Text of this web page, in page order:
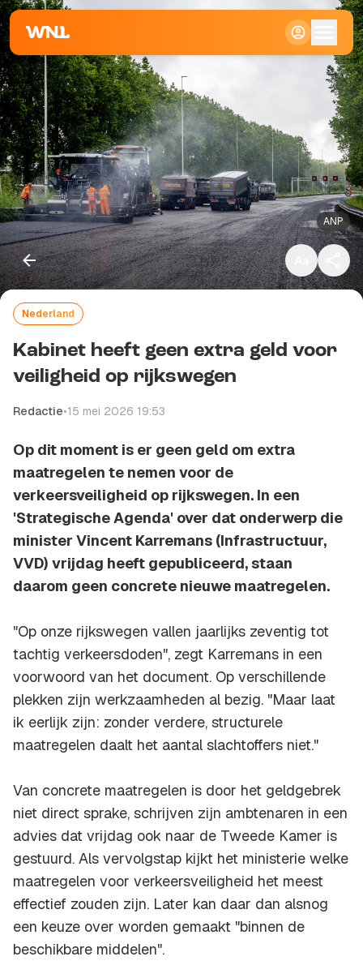
ANP
Klein
Standaard
Groot
Nederland
Kabinet heeft geen extra geld voor
veiligheid op rijkswegen
Redactie•15 mei 2026 19:53
Op dit moment is er geen geld om extra
maatregelen te nemen voor de
verkeersveiligheid op rijkswegen. In een
'Strategische Agenda' over dat onderwerp die
minister Vincent Karremans (Infrastructuur,
VVD) vrijdag heeft gepubliceerd, staan
daarom geen concrete nieuwe maatregelen.
"Op onze rijkswegen vallen jaarlijks zeventig tot
tachtig verkeersdoden", zegt Karremans in een
voorwoord van het document. Op verschillende
plekken zijn werkzaamheden al bezig. "Maar laat
ik eerlijk zijn: zonder verdere, structurele
maatregelen daalt het aantal slachtoffers niet."
Van concrete maatregelen is door het geldgebrek
niet direct sprake, schrijven zijn ambtenaren in een
advies dat vrijdag ook naar de Tweede Kamer is
gestuurd. Als vervolgstap kijkt het ministerie welke
maatregelen voor verkeersveiligheid het meest
effectief zouden zijn. Later kan daar dan alsnog
een keuze over worden gemaakt "binnen de
beschikbare middelen".